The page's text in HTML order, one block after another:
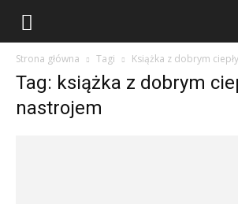
Strona główna Tagi Książka z dobrym
Tag: książka z dobrym
nastrojem